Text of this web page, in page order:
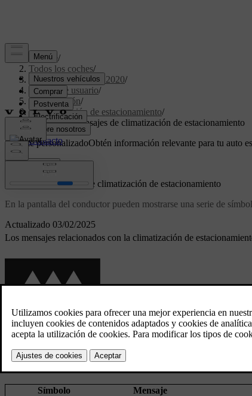
Soporte/
Todos los coches/
XC60 Twin Engine 2020/
Manual de usuario/
Climatización/
Climatización de estacionamiento/
Símbolos y mensajes de climatización de estacionamiento
Soporte personalizadoObtén información relevante para tu auto
Iniciar sesión
Actualizado 03/02/2025
Símbolos y mensajes de climatización de estacionamiento
En la pantalla del conductor pueden mostrarse una serie de
Los mensajes relacionados con la climatización de
Cuando está activo el calefactor de estacionamiento, se enciende
Símbolo Mensaje